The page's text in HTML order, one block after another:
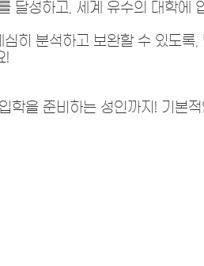
달성하고, 세계 유수의 대학에
히 분석하고 보완할 수 있도
!
을 준비하는 성인까지! 기본